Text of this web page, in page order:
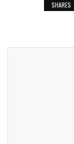
SHARES